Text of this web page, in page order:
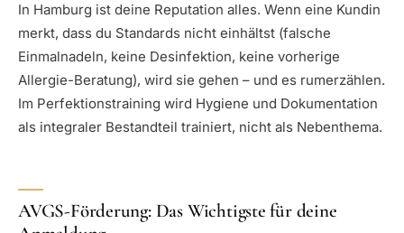
In Hamburg ist deine Reputation alles. Wenn eine Kundin
merkt, dass du Standards nicht einhältst (falsche
Einmalnadeln, keine Desinfektion, keine vorherige
Allergie-Beratung), wird sie gehen – und es rumerzählen.
Im Perfektionstraining wird Hygiene und Dokumentation
als integraler Bestandteil trainiert, nicht als Nebenthema.
AVGS-Förderung: Das Wichtigste für deine